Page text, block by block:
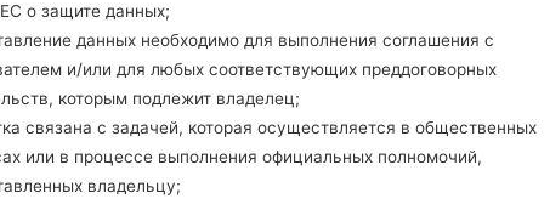
GPRS/EDGE
Дисплей
10.5 дюйма, (~72.9%
Super AMOLED емкостный
2560 x 1600 пикселей,
о защите данных;
данных необходимо для выполнения соглашения с
и/или для любых соответствующих преддоговорных
которым подлежит владелец;
связана с задачей, которая осуществляется в общественных
или в процессе выполнения официальных полномочий,
владельцу;